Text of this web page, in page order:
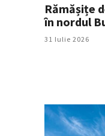
Rămășițe
în nordul
31 Iulie 2026